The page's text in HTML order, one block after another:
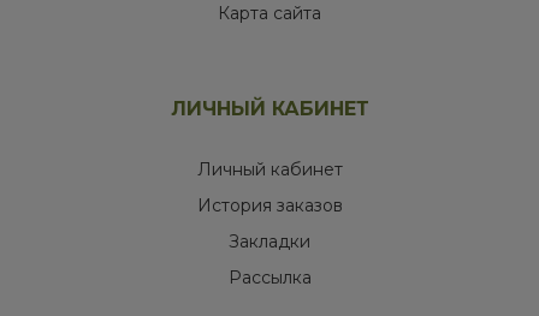
Карта сайта
ЛИЧНЫЙ КАБИНЕТ
Личный кабинет
История заказов
Закладки
Рассылка